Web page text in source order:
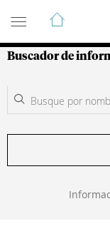
Guía de
Buscador de